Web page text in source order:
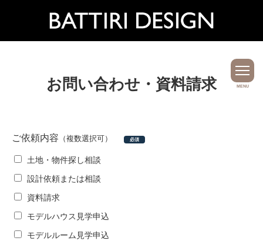
MENU
お問い合わせ・資料請求
ご依頼内容 （複数選択可） 必須
土地・物件探し相談
設計依頼または相談
資料請求
モデルハウス見学申込
モデルルーム見学申込